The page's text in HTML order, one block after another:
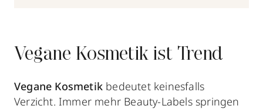
Vegane Kosmetik ist Trend
Vegane Kosmetik bedeutet keinesfalls
Verzicht. Immer mehr Beauty-Labels springen